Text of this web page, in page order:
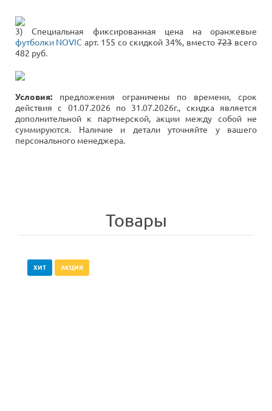
3) Специальная фиксированная цена на оранжевые
футболки NOVIC арт. 155 со скидкой 34%, вместо 723 всего
482 руб.
Условия: предложения ограничены по времени, срок
действия с 01.07.2026 по 31.07.2026г., скидка является
дополнительной к партнерской, акции между собой не
суммируются. Наличие и детали уточняйте у вашего
персонального менеджера.
Товары
ХИТ АКЦИЯ